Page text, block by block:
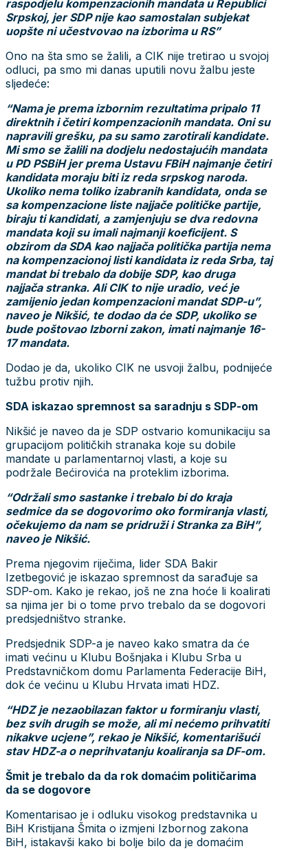
raspodjelu kompenzacionih mandata u Republici
Srpskoj, jer SDP nije kao samostalan subjekat
uopšte ni učestvovao na izborima u RS”
Ono na šta smo se žalili, a CIK nije tretirao u svojoj
odluci, pa smo mi danas uputili novu žalbu jeste
sljedeće:
“Nama je prema izbornim rezultatima pripalo 11
direktnih i četiri kompenzacionih mandata. Oni su
napravili grešku, pa su samo zarotirali kandidate.
Mi smo se žalili na dodjelu nedostajućih mandata
u PD PSBiH jer prema Ustavu FBiH najmanje četiri
kandidata moraju biti iz reda srpskog naroda.
Ukoliko nema toliko izabranih kandidata, onda se
sa kompenzacione liste najjače političke partije,
biraju ti kandidati, a zamjenjuju se dva redovna
mandata koji su imali najmanji koeficijent. S
obzirom da SDA kao najjača politička partija nema
na kompenzacionoj listi kandidata iz reda Srba, taj
mandat bi trebalo da dobije SDP, kao druga
najjača stranka. Ali CIK to nije uradio, već je
zamijenio jedan kompenzacioni mandat SDP-u”,
naveo je Nikšić, te dodao da će SDP, ukoliko se
bude poštovao Izborni zakon, imati najmanje 16-
17 mandata.
Dodao je da, ukoliko CIK ne usvoji žalbu, podnijeće
tužbu protiv njih.
SDA iskazao spremnost sa saradnju s SDP-om
Nikšić je naveo da je SDP ostvario komunikaciju sa
grupacijom političkih stranaka koje su dobile
mandate u parlamentarnoj vlasti, a koje su
podržale Bećirovića na proteklim izborima.
“Održali smo sastanke i trebalo bi do kraja
sedmice da se dogovorimo oko formiranja vlasti,
očekujemo da nam se pridruži i Stranka za BiH”,
naveo je Nikšić.
Prema njegovim riječima, lider SDA Bakir
Izetbegović je iskazao spremnost da sarađuje sa
SDP-om. Kako je rekao, još ne zna hoće li koalirati
sa njima jer bi o tome prvo trebalo da se dogovori
predsjedništvo stranke.
Predsjednik SDP-a je naveo kako smatra da će
imati većinu u Klubu Bošnjaka i Klubu Srba u
Predstavničkom domu Parlamenta Federacije BiH,
dok će većinu u Klubu Hrvata imati HDZ.
“HDZ je nezaobilazan faktor u formiranju vlasti,
bez svih drugih se može, ali mi nećemo prihvatiti
nikakve ucjene”, rekao je Nikšić, komentarišući
stav HDZ-a o neprihvatanju koaliranja sa DF-om.
Šmit je trebalo da da rok domaćim političarima
da se dogovore
Komentarisao je i odluku visokog predstavnika u
BiH Kristijana Šmita o izmjeni Izbornog zakona
BiH, istakavši kako bi bolje bilo da je domaćim